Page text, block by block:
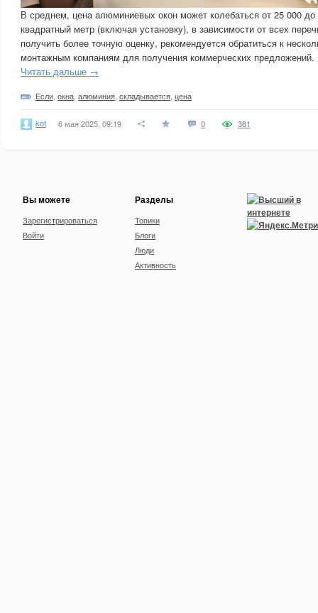
В среднем, цена алюминиевых окон может колебаться от 25 000 до
квадратный метр (включая установку), в зависимости от всех
получить более точную оценку, рекомендуется обратиться к
монтажным компаниям для получения коммерческих предложений.
Читать дальше →
Если окна алюминия складывается цена
kot 6 мая 2025, 09:19 0 381
Вы можете
Зарегистрироваться
Войти
Разделы
Топики
Блоги
Люди
Активность